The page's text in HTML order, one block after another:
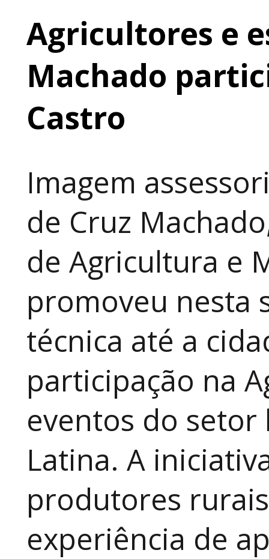
Agricultores e
Machado
Castro
Imagem
de Cruz
de Agricultura e
promoveu nesta
técnica até a
participação na
eventos do
Latina. A
produtores
experiência de